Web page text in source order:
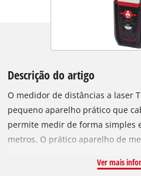
Descrição do artigo
O medidor de distâncias a laser
pequeno aparelho prático que
permite medir de forma simples
metros. O prático aparelho de
É ideal para a medição de áreas
Ver mais